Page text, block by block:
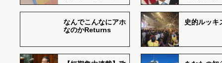
なんでこんなにアホ
なのかReturns
史的ルッキ